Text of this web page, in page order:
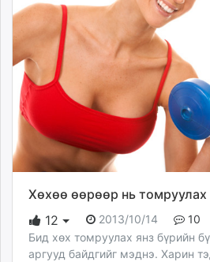
Хөхөө өөрөөр нь томруулах
12
2013/10/14
10
Бид хөх томруулах янз бүрийн
аргууд байдгийг мэднэ. Харин